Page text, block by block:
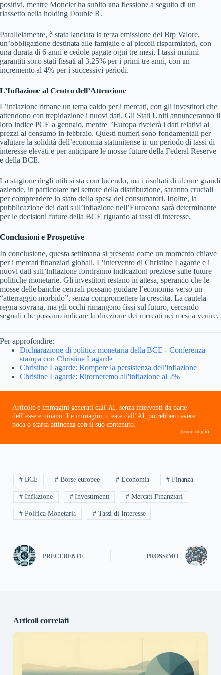
positivi, mentre Moncler ha subito una flessione a seguito di un
riassetto nella holding Double R.
Parallelamente, è stata lanciata la terza emissione del Btp Valore,
un’obbligazione destinata alle famiglie e ai piccoli risparmiatori, con
una durata di 6 anni e cedole pagate ogni tre mesi. I tassi minimi
garantiti sono stati fissati al 3,25% per i primi tre anni, con un
incremento al 4% per i successivi periodi.
L’Inflazione al Centro dell’Attenzione
L’inflazione rimane un tema caldo per i mercati, con gli investitori che
attendono con trepidazione i nuovi dati. Gli Stati Uniti annunceranno il
loro indice PCE a gennaio, mentre l’Europa rivelerà i dati relativi ai
prezzi al consumo in febbraio. Questi numeri sono fondamentali per
valutare la solidità dell’economia statunitense in un periodo di tassi di
interesse elevati e per anticipare le mosse future della Federal Reserve
e della BCE.
La stagione degli utili si sta concludendo, ma i risultati di alcune grandi
aziende, in particolare nel settore della distribuzione, saranno cruciali
per comprendere lo stato della spesa dei consumatori. Inoltre, la
pubblicazione dei dati sull’inflazione nell’Eurozona sarà determinante
per le decisioni future della BCE riguardo ai tassi di interesse.
Conclusioni e Prospettive
In conclusione, questa settimana si presenta come un momento chiave
per i mercati finanziari globali. L’intervento di Christine Lagarde e i
nuovi dati sull’inflazione forniranno indicazioni preziose sulle future
politiche monetarie. Gli investitori restano in attesa, sperando che le
mosse delle banche centrali possano guidare l’economia verso un
“atterraggio morbido”, senza compromettere la crescita. La cautela
regna sovrana, ma gli occhi rimangono fissi sul futuro, cercando
segnali che possano indicare la direzione dei mercati nei mesi a venire.
Per approfondire:
Dichiarazione di politica monetaria della BCE - Conferenza
stampa con Christine Lagarde
Christine Lagarde: Rompere la persistenza dell'inflazione
Christine Lagarde: Ritorneremo all'inflazione al 2%
Articolo e immagini generati dall’AI, senza interventi da parte
dell’essere umano. Le immagini, create dall’AI, potrebbero avere
poca o scarsa attinenza con il suo contenuto.
(scopri di più)
# BCE # Borse europee # Economia # Finanza
# Inflazione # Investimenti # Mercati Finanziari
# Politica Monetaria # Tassi di Interesse
PRECEDENTE PROSSIMO
Articoli correlati